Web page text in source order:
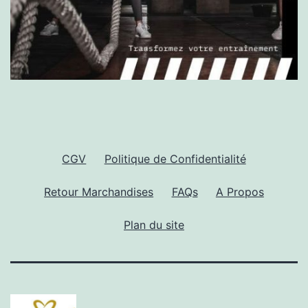
CGV Politique de Confidentialité
Retour Marchandises FAQs A Propos
Plan du site